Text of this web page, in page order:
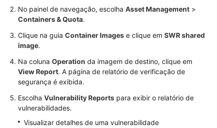
Poster
SDK
Reference
Videos
More
No painel de navegação, escolha Asset Management >
Containers & Quota.
Clique na guia Container Images e clique em SWR shared
image.
Na coluna Operation da imagem de destino, clique em
View Report. A página de relatório de verificação de
segurança é exibida.
Escolha Vulnerability Reports para exibir o relatório de
vulnerabilidades.
Visualizar detalhes de uma vulnerabilidade